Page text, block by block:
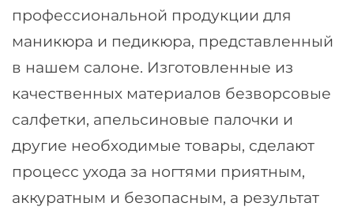
профессиональной продукции для
маникюра и педикюра, представленный
в нашем салоне. Изготовленные из
качественных материалов безворсовые
салфетки, апельсиновые палочки и
другие необходимые товары, сделают
процесс ухода за ногтями приятным,
аккуратным и безопасным, а результат